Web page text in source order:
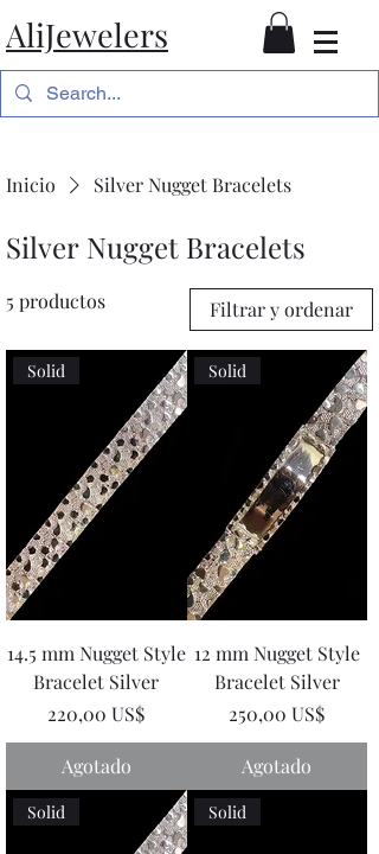
AliJewelers
Inicio Silver Nugget Bracelets
Silver Nugget Bracelets
5 productos Filtrar y ordenar
Solid
14.5 mm Nugget Style
Bracelet Silver
Precio
220,00 US$
Agotado
Solid
12 mm Nugget Style
Bracelet Silver
Precio
250,00 US$
Agotado
Solid Solid